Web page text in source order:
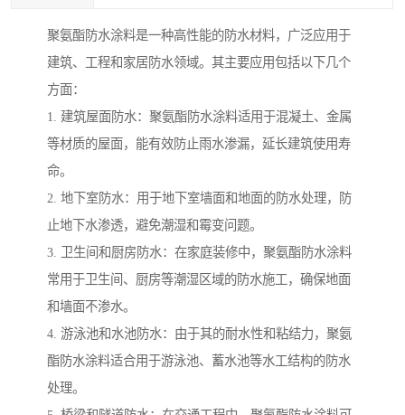
聚氨酯防水涂料是一种高性能的防水材料，广泛应用于
建筑、工程和家居防水领域。其主要应用包括以下几个
方面：
1. 建筑屋面防水：聚氨酯防水涂料适用于混凝土、金属
等材质的屋面，能有效防止雨水渗漏，延长建筑使用寿
命。
2. 地下室防水：用于地下室墙面和地面的防水处理，防
止地下水渗透，避免潮湿和霉变问题。
3. 卫生间和厨房防水：在家庭装修中，聚氨酯防水涂料
常用于卫生间、厨房等潮湿区域的防水施工，确保地面
和墙面不渗水。
4. 游泳池和水池防水：由于其的耐水性和粘结力，聚氨
酯防水涂料适合用于游泳池、蓄水池等水工结构的防水
处理。